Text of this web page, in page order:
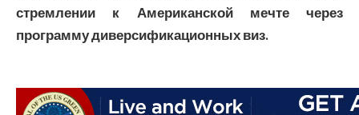
стремлении к Американской мечте через
программу диверсификационных виз.